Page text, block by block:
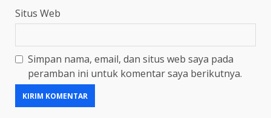
Situs Web
Simpan nama, email, dan situs web saya pada
peramban ini untuk komentar saya berikutnya.